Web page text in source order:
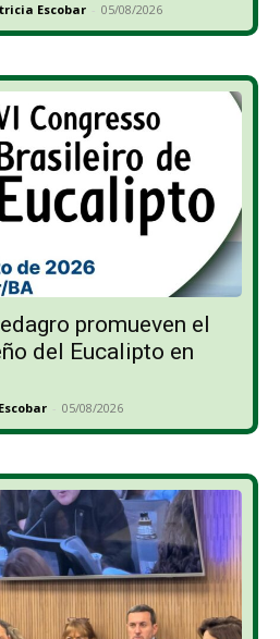
Escobar - 05/08/2026
promueven el
del Eucalipto en
- 05/08/2026